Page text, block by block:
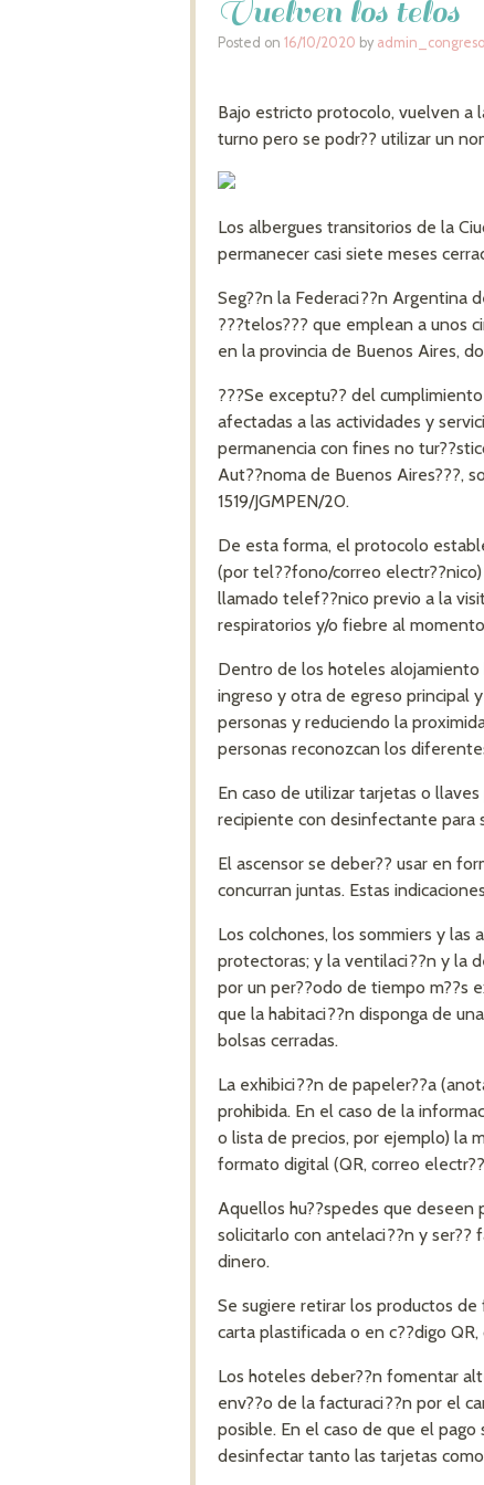
Vuelven los telos
Posted on 16/10/2020 by admin_congreso
Bajo estricto protocolo, vuelven a
turno pero se podr?? utilizar un
Los albergues transitorios de la
permanecer casi siete meses
Seg??n la Federaci??n Argentina
???telos??? que emplean a unos
en la provincia de Buenos Aires,
???Se exceptu?? del
afectadas a las actividades y
permanencia con fines no
Aut??noma de Buenos Aires???,
1519/JGMPEN/20.
De esta forma, el protocolo
(por tel??fono/correo
llamado telef??nico previo a la
respiratorios y/o fiebre al
Dentro de los hoteles alojamiento
ingreso y otra de egreso principal
personas y reduciendo la
personas reconozcan los
En caso de utilizar tarjetas o
recipiente con desinfectante para
El ascensor se deber?? usar en
concurran juntas. Estas
Los colchones, los sommiers y las
protectoras; y la ventilaci??n y la
por un per??odo de tiempo m??s
que la habitaci??n disponga de
bolsas cerradas.
La exhibici??n de papeler??a
prohibida. En el caso de la
o lista de precios, por ejemplo) la
formato digital (QR, correo
Aquellos hu??spedes que deseen
solicitarlo con antelaci??n y ser??
dinero.
Se sugiere retirar los productos
carta plastificada o en c??digo
Los hoteles deber??n fomentar
env??o de la facturaci??n por el
posible. En el caso de que el
desinfectar tanto las tarjetas